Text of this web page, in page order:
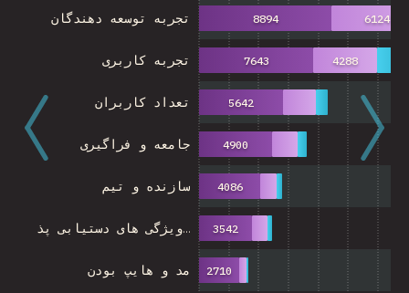
مد و هایپ بودن
ویژگی های دستیابی پذ…
سازنده و تیم
جامعه و فراگیری
تعداد کاربران
تجربه کاربری
تجربه توسعه دهندگان
2710
3542
4086
4900
5642
7643
8894
4288
6124